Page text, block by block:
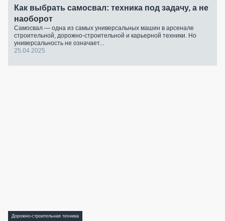
Как выбрать самосвал: техника под задачу, а не
наоборот
Самосвал — одна из самых универсальных машин в арсенале
строительной, дорожно-строительной и карьерной техники. Но
универсальность не означает...
25.04.2025
Дорожно-строительная техника